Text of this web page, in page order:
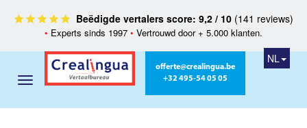
Beëdigde vertalers score: 9,2 / 10(141 reviews)
• Experts sinds 1997 • Vertrouwd door + 5.000 klanten.
offerte@crealingua.be
+32 495-54 05 05
NL